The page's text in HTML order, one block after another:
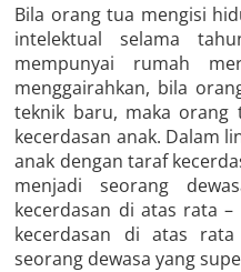
Bila orang tua mengisi
intelektual selama
mempunyai rumah
menggairahkan, bila
teknik baru, maka orang
kecerdasan anak. Dalam
anak dengan taraf
menjadi seorang
kecerdasan di atas rata
kecerdasan di atas
seorang dewasa yang